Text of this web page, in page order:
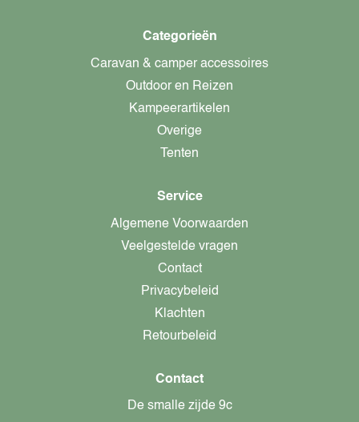
Categorieën
Caravan & camper accessoires
Outdoor en Reizen
Kampeerartikelen
Overige
Tenten
Service
Algemene Voorwaarden
Veelgestelde vragen
Contact
Privacybeleid
Klachten
Retourbeleid
Contact
De smalle zijde 9c